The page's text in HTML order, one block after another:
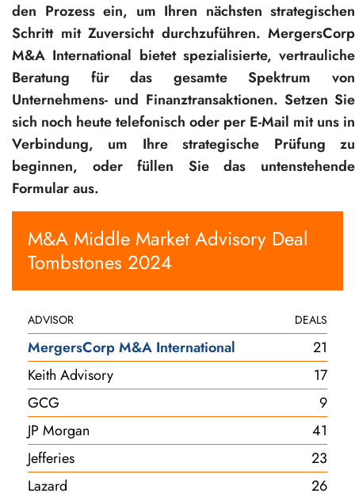
den Prozess ein, um Ihren nächsten strategischen
Schritt mit Zuversicht durchzuführen. MergersCorp
M&A International bietet spezialisierte, vertrauliche
Beratung für das gesamte Spektrum von
Unternehmens- und Finanztransaktionen. Setzen Sie
sich noch heute telefonisch oder per E-Mail mit uns in
Verbindung, um Ihre strategische Prüfung zu
beginnen, oder füllen Sie das untenstehende
Formular aus.
M&A Middle Market Advisory Deal
Tombstones 2024
ADVISOR DEALS
MergersCorp M&A International
21
Keith Advisory
17
GCG
9
JP Morgan
41
Jefferies
23
Lazard
26